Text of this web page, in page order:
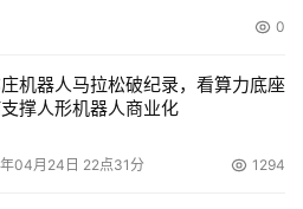
独立于主机，可与任何操作系统
松的被整合到SAN的环境中，
射软件，SAN映射可以是不同类
系统。这样可以减少用户在构建
0
机器人马拉松破纪录，看算力底座
撑人形机器人商业化
04月24日 22点31分 1294